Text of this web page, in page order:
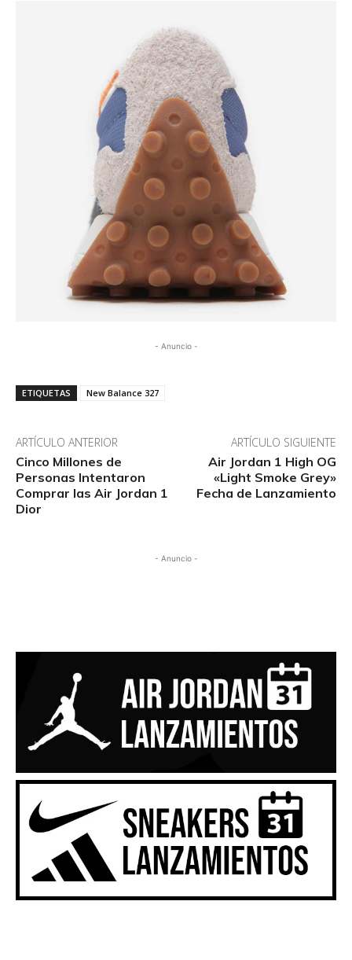
- Anuncio -
ETIQUETAS New Balance 327
ARTÍCULO ANTERIOR
Cinco Millones de
Personas Intentaron
Comprar las Air Jordan 1
Dior
ARTÍCULO SIGUIENTE
Air Jordan 1 High OG
«Light Smoke Grey»
Fecha de Lanzamiento
- Anuncio -